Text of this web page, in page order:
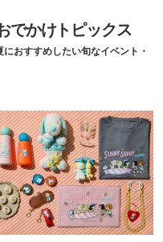
でかけトピックス
おすすめしたい旬なイベント・